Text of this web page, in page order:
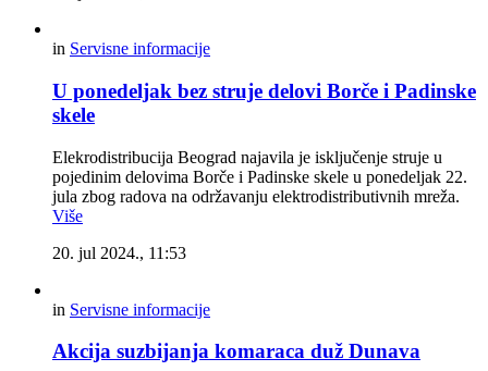
in Servisne informacije
U ponedeljak bez struje delovi Borče i Padinske
skele
Elekrodistribucija Beograd najavila je isključenje struje u
pojedinim delovima Borče i Padinske skele u ponedeljak 22.
jula zbog radova na održavanju elektrodistributivnih mreža.
Više
20. jul 2024., 11:53
in Servisne informacije
Akcija suzbijanja komaraca duž Dunava